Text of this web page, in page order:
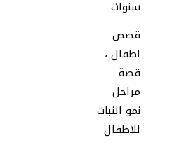
سنوات
قصص
اطفال ،
قصة
مراحل
نمو النبات
للاطفال